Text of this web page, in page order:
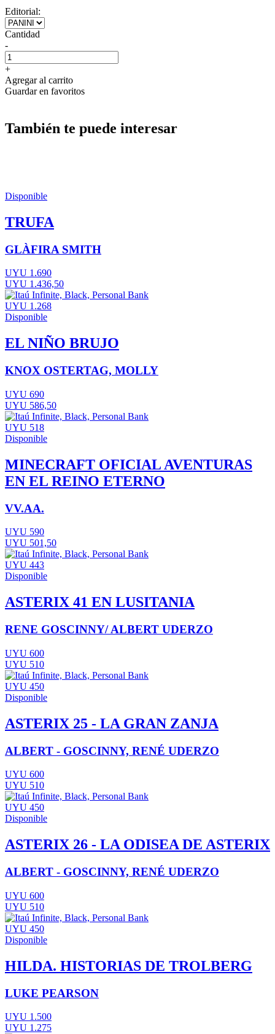
Editorial:
Cantidad
-
+
Agregar al carrito
Guardar en favoritos
También te puede interesar
Disponible
TRUFA
GLÀFIRA SMITH
UYU 1.690
UYU 1.436,50
UYU 1.268
Disponible
EL NIÑO BRUJO
KNOX OSTERTAG, MOLLY
UYU 690
UYU 586,50
UYU 518
Disponible
MINECRAFT OFICIAL AVENTURAS
EN EL REINO ETERNO
VV.AA.
UYU 590
UYU 501,50
UYU 443
Disponible
ASTERIX 41 EN LUSITANIA
RENE GOSCINNY/ ALBERT UDERZO
UYU 600
UYU 510
UYU 450
Disponible
ASTERIX 25 - LA GRAN ZANJA
ALBERT - GOSCINNY, RENÉ UDERZO
UYU 600
UYU 510
UYU 450
Disponible
ASTERIX 26 - LA ODISEA DE ASTERIX
ALBERT - GOSCINNY, RENÉ UDERZO
UYU 600
UYU 510
UYU 450
Disponible
HILDA. HISTORIAS DE TROLBERG
LUKE PEARSON
UYU 1.500
UYU 1.275